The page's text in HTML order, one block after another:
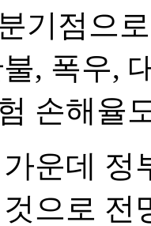
기점으
, 폭우,
손해율
운데 정
으로 전